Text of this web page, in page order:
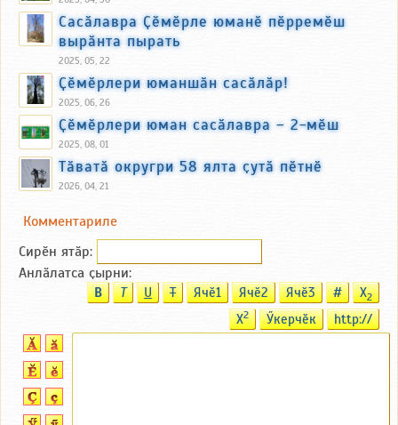
Сасӑлавра Ҫӗмӗрле юманӗ пӗрремӗш
вырӑнта пырать
2025, 05, 22
Ҫӗмӗрлери юманшӑн сасӑлӑр!
2025, 06, 26
Ҫӗмӗрлери юман сасӑлавра – 2-мӗш
2025, 08, 01
Тӑватӑ округри 58 ялта ҫутӑ пӗтнӗ
2026, 04, 21
Комментариле
Сирӗн ятӑp:
Анлӑлатса ҫырни:
B T U T Ячӗ1 Ячӗ2 Ячӗ3 # X2
X2 Ӳкерчӗк http://